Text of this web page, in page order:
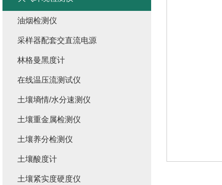
油烟检测仪
采样器配套交直流电源
林格曼黑度计
在线温压流测试仪
土壤墒情/水分速测仪
土壤重金属检测仪
土壤养分检测仪
土壤酸度计
土壤紧实度硬度仪